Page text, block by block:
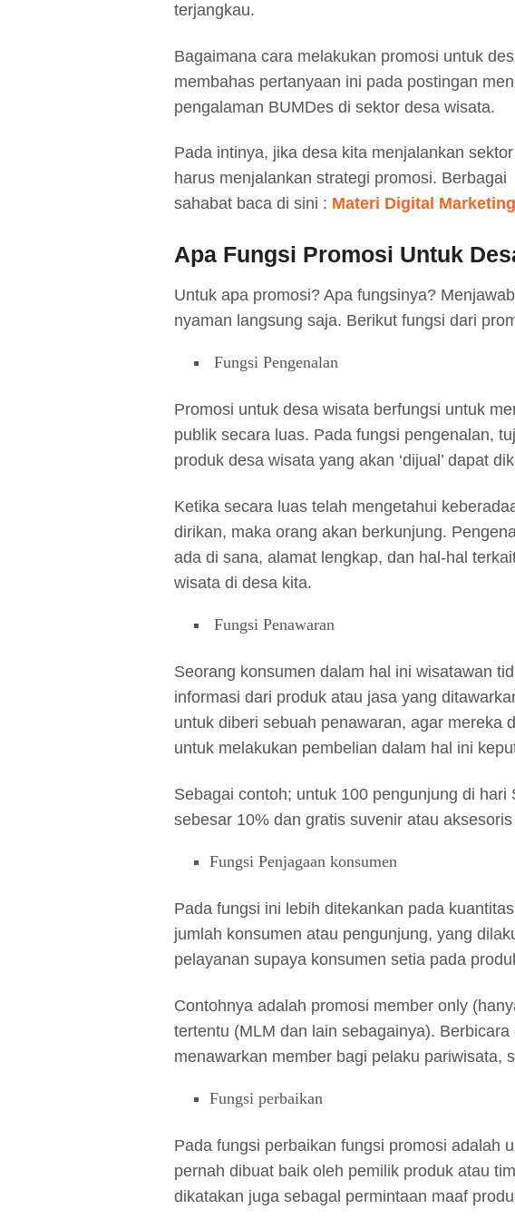
terjangkau.
Bagaimana cara melakukan promosi untuk
membahas pertanyaan ini pada postingan
pengalaman BUMDes di sektor desa wisata.
Pada intinya, jika desa kita menjalankan
harus menjalankan strategi promosi.
sahabat baca di sini : Materi Digital
Apa Fungsi Promosi Untuk
Untuk apa promosi? Apa fungsinya?
nyaman langsung saja. Berikut fungsi dari
Fungsi Pengenalan
Promosi untuk desa wisata berfungsi untuk
publik secara luas. Pada fungsi pengenalan,
produk desa wisata yang akan ‘dijual’ dapat
Ketika secara luas telah mengetahui
dirikan, maka orang akan berkunjung.
ada di sana, alamat lengkap, dan hal-hal
wisata di desa kita.
Fungsi Penawaran
Seorang konsumen dalam hal ini wisatawan
informasi dari produk atau jasa yang
untuk diberi sebuah penawaran, agar mereka
untuk melakukan pembelian dalam hal ini
Sebagai contoh; untuk 100 pengunjung di
sebesar 10% dan gratis suvenir atau
Fungsi Penjagaan konsumen
Pada fungsi ini lebih ditekankan pada
jumlah konsumen atau pengunjung, yang
pelayanan supaya konsumen setia pada
Contohnya adalah promosi member only
tertentu (MLM dan lain sebagainya).
menawarkan member bagi pelaku pariwisata,
Fungsi perbaikan
Pada fungsi perbaikan fungsi promosi adalah
pernah dibuat baik oleh pemilik produk atau
dikatakan juga sebagal permintaan maaf